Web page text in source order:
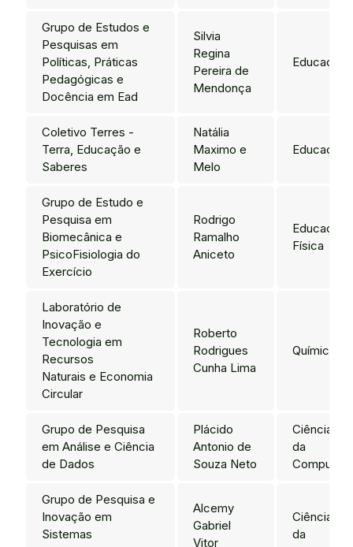
Grupo de Estudos e
Pesquisas em
Políticas, Práticas
Pedagógicas e
Docência em Ead
Silvia
Regina
Pereira de
Mendonça
Educação
Coletivo Terres -
Terra, Educação e
Saberes
Natália
Maximo e
Melo
Educação
Grupo de Estudo e
Pesquisa em
Biomecânica e
PsicoFisiologia do
Exercício
Rodrigo
Ramalho
Aniceto
Educação
Física
Laboratório de
Inovação e
Tecnologia em
Recursos
Naturais e Economia
Circular
Roberto
Rodrigues
Cunha Lima
Química
Grupo de Pesquisa
em Análise e Ciência
de Dados
Plácido
Antonio de
Souza Neto
Ciência
da
Grupo de Pesquisa e
Inovação em
Sistemas
Alcemy
Gabriel
Vitor
Ciência
da